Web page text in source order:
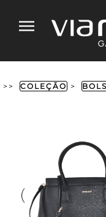
>> COLEÇÃO >